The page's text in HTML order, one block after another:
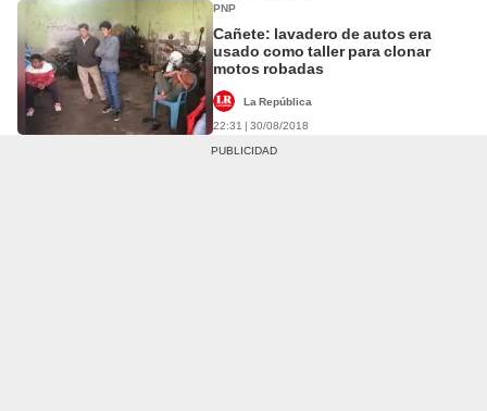
PNP
Cañete: lavadero de autos era
usado como taller para clonar
motos robadas
La República
22:31 | 30/08/2018